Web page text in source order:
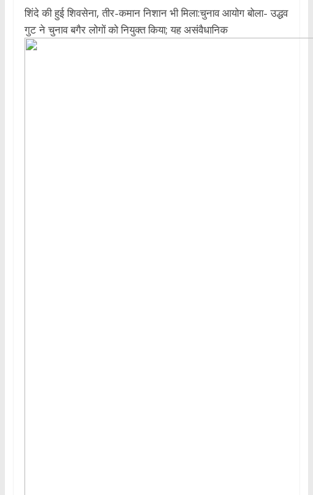
शिंदे की हुई शिवसेना, तीर-कमान निशान भी मिला:चुनाव आयोग बोला- उद्धव
गुट ने चुनाव बगैर लोगों को नियुक्त किया; यह असंवैधानिक